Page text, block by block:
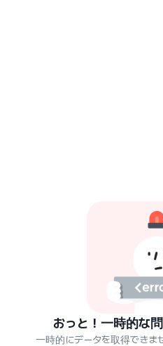
おっと！一時的な
一時的にデータを取得できま